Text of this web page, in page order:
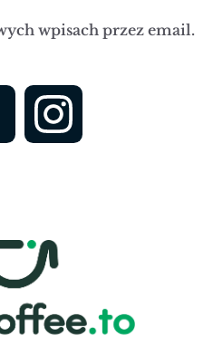
wpisach przez email.